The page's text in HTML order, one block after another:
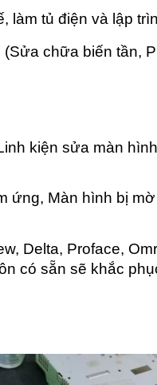
làm tủ điện và lập
chữa biến tần,
kiện sửa màn
ứng, Màn hình bị
Delta, Proface,
có sẵn sẽ khắc